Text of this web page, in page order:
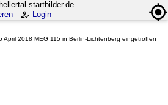
hellertal.startbilder.de
Login
April 2018 MEG 115 in Berlin-Lichtenberg eingetroffen